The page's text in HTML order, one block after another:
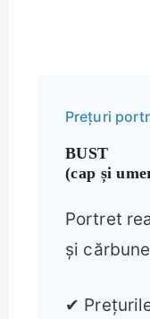
Prețuri
BUST
(cap și
Portret
și
✔